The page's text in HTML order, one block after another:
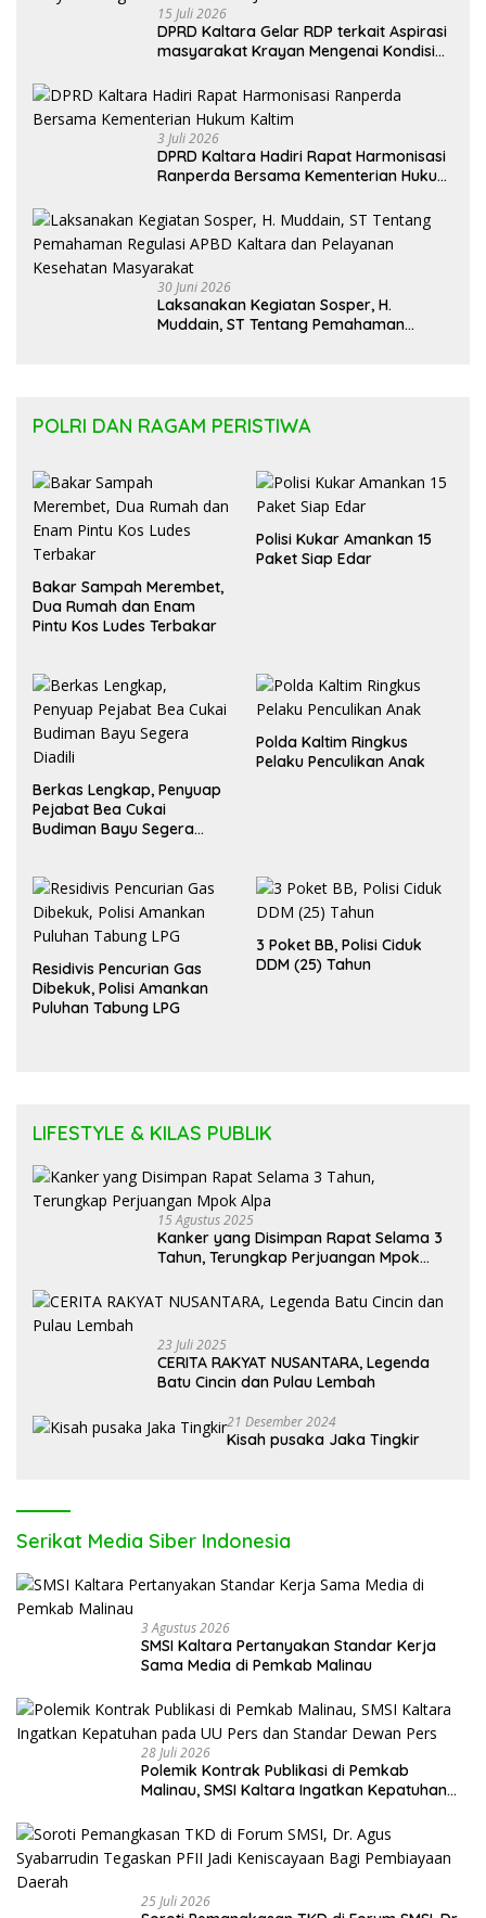
15 Juli 2026
DPRD Kaltara Gelar RDP terkait Aspirasi
masyarakat Krayan Mengenai Kondisi
3 Juli 2026
DPRD Kaltara Hadiri Rapat Harmonisasi
Ranperda Bersama Kementerian Hukum
30 Juni 2026
Laksanakan Kegiatan Sosper, H.
Muddain, ST Tentang Pemahaman
POLRI DAN RAGAM PERISTIWA
Bakar Sampah Merembet,
Dua Rumah dan Enam
Pintu Kos Ludes Terbakar
Polisi Kukar Amankan 15
Paket Siap Edar
Berkas Lengkap, Penyuap
Pejabat Bea Cukai
Budiman Bayu Segera
Polda Kaltim Ringkus
Pelaku Penculikan Anak
Residivis Pencurian Gas
Dibekuk, Polisi Amankan
Puluhan Tabung LPG
3 Poket BB, Polisi Ciduk
DDM (25) Tahun
LIFESTYLE & KILAS PUBLIK
15 Agustus 2025
Kanker yang Disimpan Rapat Selama 3
Tahun, Terungkap Perjuangan Mpok
23 Juli 2025
CERITA RAKYAT NUSANTARA, Legenda
Batu Cincin dan Pulau Lembah
21 Desember 2024
Kisah pusaka Jaka Tingkir
Serikat Media Siber Indonesia
3 Agustus 2026
SMSI Kaltara Pertanyakan Standar Kerja
Sama Media di Pemkab Malinau
28 Juli 2026
Polemik Kontrak Publikasi di Pemkab
Malinau, SMSI Kaltara Ingatkan Kepatuhan
25 Juli 2026